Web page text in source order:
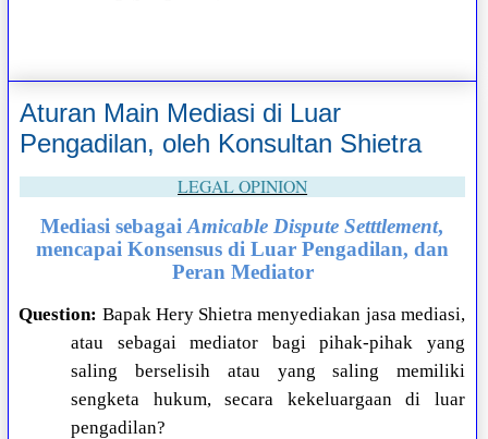
Aturan Main Mediasi di Luar
Pengadilan, oleh Konsultan Shietra
LEGAL OPINION
Mediasi sebagaiAmicable Dispute Setttlement,
mencapai Konsensus di Luar Pengadilan, dan
Peran Mediator
Question: Bapak Hery Shietra menyediakan jasa mediasi,
atau sebagai mediator bagi pihak-pihak yang
saling berselisih atau yang saling memiliki
sengketa hukum, secara kekeluargaan di luar
pengadilan?